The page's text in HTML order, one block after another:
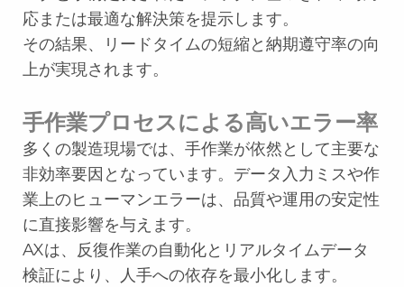
応または最適な解決策を提示します。
その結果、リードタイムの短縮と納期遵守率の向
上が実現されます。
手作業プロセスによる高いエラー率
多くの製造現場では、手作業が依然として主要な
非効率要因となっています。データ入力ミスや作
業上のヒューマンエラーは、品質や運用の安定性
に直接影響を与えます。
AXは、反復作業の自動化とリアルタイムデータ
検証により、人手への依存を最小化します。